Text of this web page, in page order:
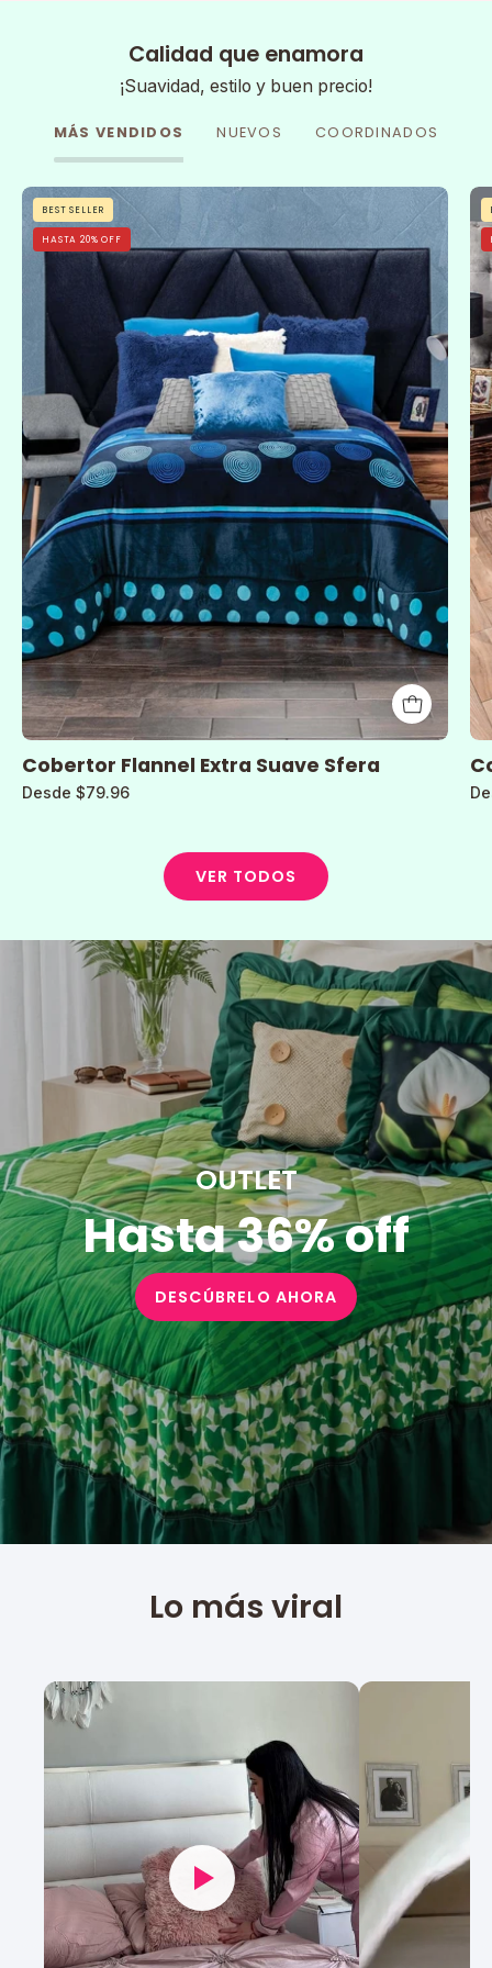
Calidad que enamora
¡Suavidad, estilo y buen precio!
MÁS VENDIDOS NUEVOS COORDINADOS
Cobertor
Flannel
Con
Borrega
Sfera
BEST SELLER
HASTA 20% OFF
Cobertor Flannel Extra Suave Sfera
Desde $79.96
VER TODOS
OUTLET
Hasta 36% off
DESCÚBRELO AHORA
Lo más viral